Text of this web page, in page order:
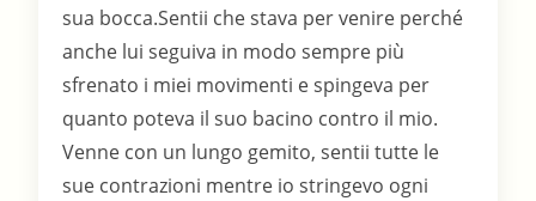
sua bocca.Sentii che stava per venire perché
anche lui seguiva in modo sempre più
sfrenato i miei movimenti e spingeva per
quanto poteva il suo bacino contro il mio.
Venne con un lungo gemito, sentii tutte le
sue contrazioni mentre io stringevo ogni